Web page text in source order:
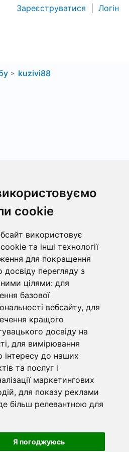
cookie
використовує
та інші технології
для покращення
досвіду перегляду з
цілями: для
базової
вебсайту, для
кращого
досвіду на
, для вимірювання
інтересу до наших
та послуг і
маркетингових
, для показу реклами
більш релевантною для
Я погоджуюсь
Зареєструватися Логін
kuzivi88